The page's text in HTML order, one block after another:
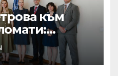
към
уверени и
България